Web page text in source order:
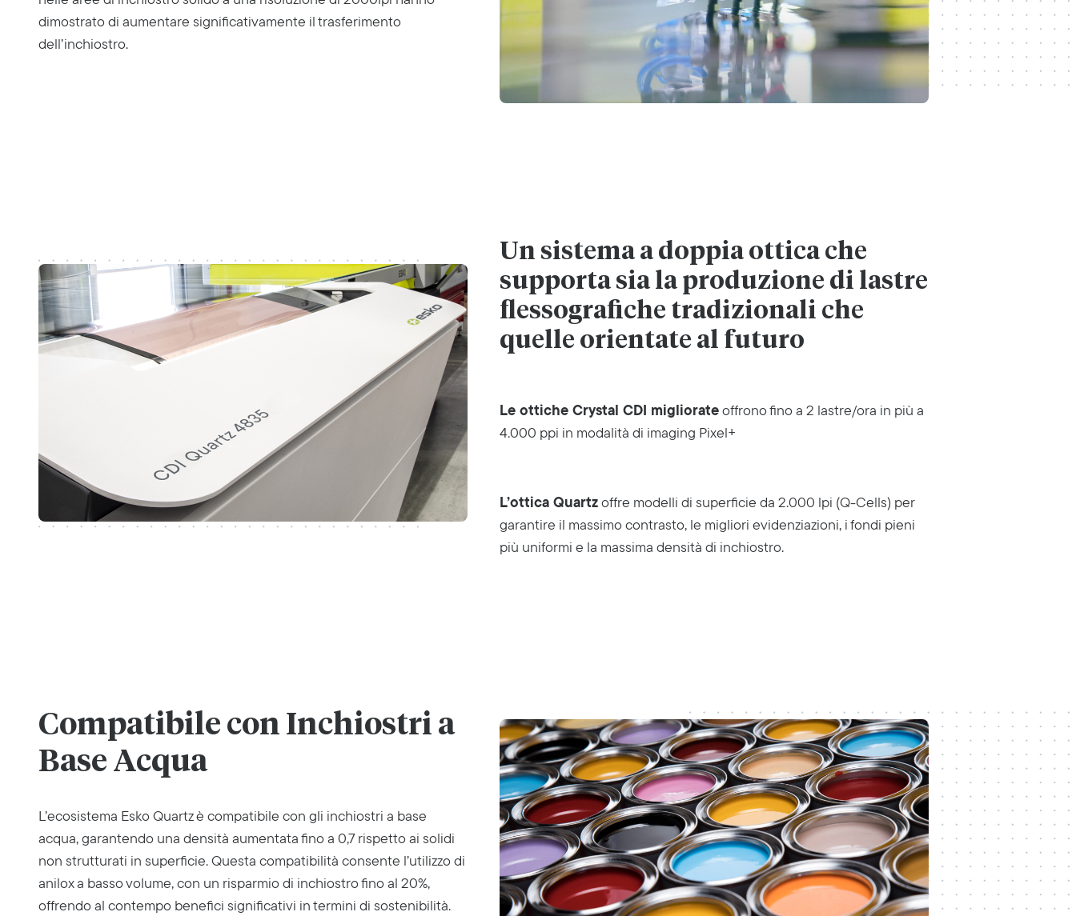
dimostrato di aumentare significativamente il trasferimento
dell’inchiostro.
Un sistema a doppia ottica che
supporta sia la produzione di lastre
flessografiche tradizionali che
quelle orientate al futuro
Le ottiche Crystal CDI migliorateoffrono fino a 2 lastre/ora in più a
4.000 ppi in modalità di imaging Pixel+
L’ottica Quartzoffre modelli di superficie da 2.000 lpi (Q-Cells) per
garantire il massimo contrasto, le migliori evidenziazioni, i fondi pieni
più uniformi e la massima densità di inchiostro.
Compatibile con Inchiostri a
Base Acqua
L’ecosistema Esko Quartz è compatibile con gli inchiostri a base
acqua, garantendo una densità aumentata fino a 0,7 rispetto ai solidi
non strutturati in superficie. Questa compatibilità consente l’utilizzo di
anilox a basso volume, con un risparmio di inchiostro fino al 20%,
offrendo al contempo benefici significativi in termini di sostenibilità.